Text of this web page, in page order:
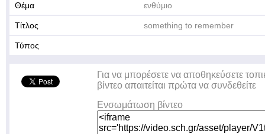
Θέμα ενθύμιο
Τίτλος something to remember
Τύπος
Για να μπορέσετε να αποθηκεύσετε
βίντεο απαιτείται πρώτα να συνδεθείτε
Ενσωμάτωση βίντεο